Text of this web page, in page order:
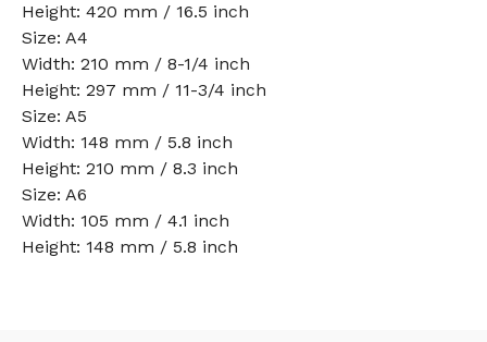
Height: 420 mm / 16.5 inch
Size: A4
Width: 210 mm / 8-1/4 inch
Height: 297 mm / 11-3/4 inch
Size: A5
Width: 148 mm / 5.8 inch
Height: 210 mm / 8.3 inch
Size: A6
Width: 105 mm / 4.1 inch
Height: 148 mm / 5.8 inch